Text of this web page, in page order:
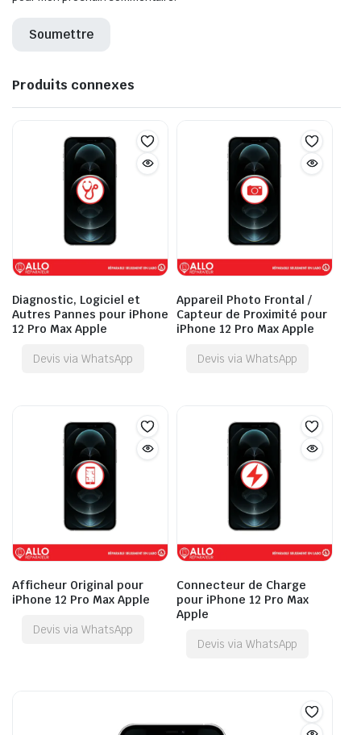
Produits connexes
Diagnostic, Logiciel et
Autres Pannes pour iPhone
12 Pro Max Apple
Devis via WhatsApp
Appareil Photo Frontal /
Capteur de Proximité pour
iPhone 12 Pro Max Apple
Devis via WhatsApp
Afficheur Original pour
iPhone 12 Pro Max Apple
Devis via WhatsApp
Connecteur de Charge
pour iPhone 12 Pro Max
Apple
Devis via WhatsApp